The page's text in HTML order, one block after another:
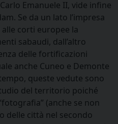
Emanuele II, vide infine
Se da un lato l’impresa
corti europee la
sabaudi, dall’altro
delle fortificazioni
anche Cuneo e Demonte
queste vedute sono
del territorio poiché
(anche se non
delle città nel secondo